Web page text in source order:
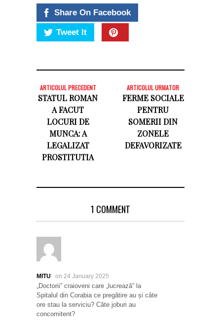
Share On Facebook
Tweet It
ARTICOLUL PRECEDENT
STATUL ROMAN
A FACUT
LOCURI DE
MUNCA: A
LEGALIZAT
PROSTITUTIA
ARTICOLUL URMATOR
FERME SOCIALE
PENTRU
SOMERII DIN
ZONELE
DEFAVORIZATE
1 COMMENT
MITU on 24 January 2025
„Doctorii” craioveni care „lucrează” la
Spitalul din Corabia ce pregătire au și câte
ore stau la serviciu? Câte joburi au
concomitent?